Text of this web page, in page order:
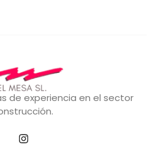
de experiencia en el sector